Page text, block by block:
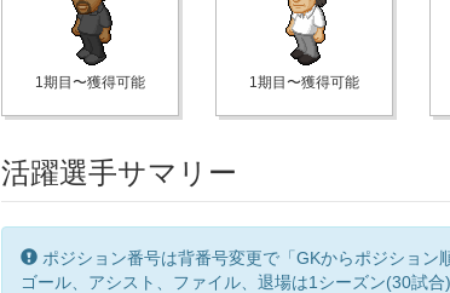
1期目〜獲得可能 1期目〜獲得可能
活躍選手サマリー
ポジション番号は背番号変更で「GKからポジション
ゴール、アシスト、ファイル、退場は1シーズン(30試合